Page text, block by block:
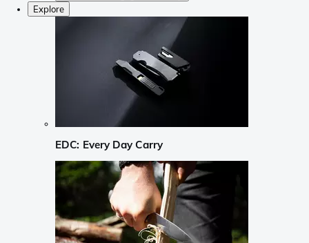
Explore
EDC: Every Day Carry